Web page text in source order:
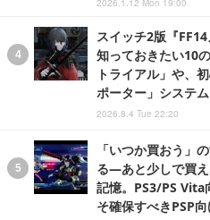
2026.1.12 Mon 19:00
スイッチ2版『
知っておきたい10
トライアル」や、
ポーター」システム
2026.8.4 Tue 22:20
「いつか買おう」
る―あと少しで買
記憶。PS3/PS Vita
そ確保すべきPSP